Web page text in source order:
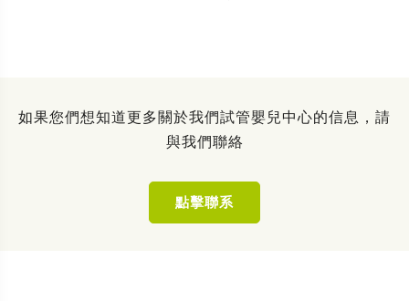
如果您們想知道更多關於我們試管嬰兒中心的信息，請
與我們聯絡
點擊聯系